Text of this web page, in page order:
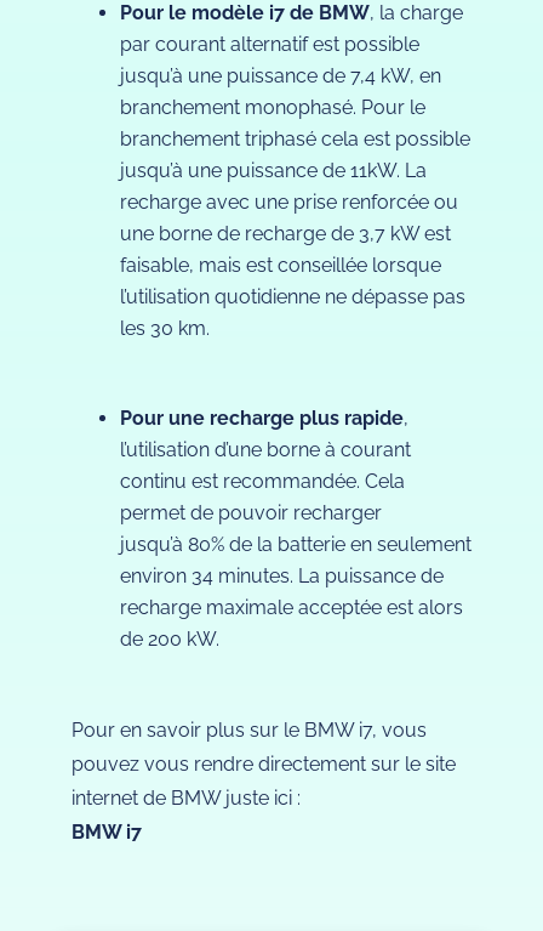
Pour le modèle i7 de BMW, la charge
par courant alternatif est possible
jusqu’à une puissance de 7,4 kW, en
branchement monophasé. Pour le
branchement triphasé cela est possible
jusqu’à une puissance de 11kW. La
recharge avec une prise renforcée ou
une borne de recharge de 3,7 kW est
faisable, mais est conseillée lorsque
l’utilisation quotidienne ne dépasse pas
les 30 km.
Pour une recharge plus rapide,
l’utilisation d’une borne à courant
continu est recommandée. Cela
permet de pouvoir recharger
jusqu’à 80% de la batterie en seulement
environ 34 minutes. La puissance de
recharge maximale acceptée est alors
de 200 kW.
Pour en savoir plus sur le BMW i7, vous
pouvez vous rendre directement sur le site
internet de BMW juste ici :
BMW i7